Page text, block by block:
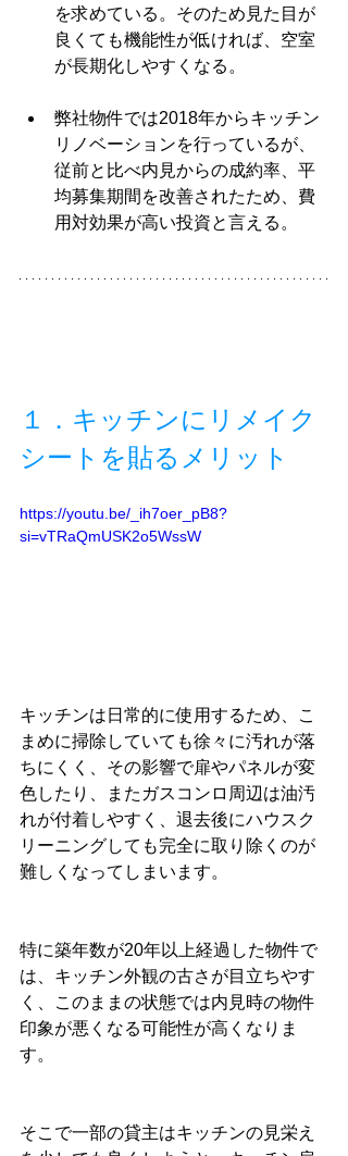
を求めている。そのため見た目が
良くても機能性が低ければ、空室
が長期化しやすくなる。
弊社物件では2018年からキッチン
リノベーションを行っているが、
従前と比べ内見からの成約率、平
均募集期間を改善されたため、費
用対効果が高い投資と言える。
１．キッチンにリメイク
シートを貼るメリット
https://youtu.be/_ih7oer_pB8?
si=vTRaQmUSK2o5WssW
キッチンは日常的に使用するため、こ
まめに掃除していても徐々に汚れが落
ちにくく、その影響で扉やパネルが変
色したり、またガスコンロ周辺は油汚
れが付着しやすく、退去後にハウスク
リーニングしても完全に取り除くのが
難しくなってしまいます。
特に築年数が20年以上経過した物件で
は、キッチン外観の古さが目立ちやす
く、このままの状態では内見時の物件
印象が悪くなる可能性が高くなりま
す。
そこで一部の貸主はキッチンの見栄え